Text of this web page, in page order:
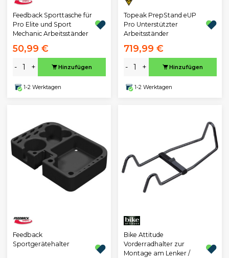
Feedback Sporttasche für
Pro Elite und Sport
Mechanic Arbeitsständer
50,99 €
- + Hinzufügen
1-2 Werktagen
Topeak PrepStand eUP
Pro Unterstützter
Arbeitsständer
719,99 €
- + Hinzufügen
1-2 Werktagen
Feedback
Sportgerätehalter
Bike Attitude
Vorderradhalter zur
Montage am Lenker /